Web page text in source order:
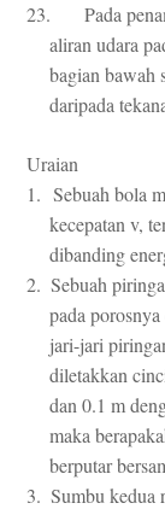
23.
Pada
aliran udara
bagian bawah
daripada
Uraian
1. Sebuah bola
kecepatan v,
dibanding
2. Sebuah
pada
jari-jari
diletakkan
dan 0.1 m
maka
berputar
3. Sumbu kedua